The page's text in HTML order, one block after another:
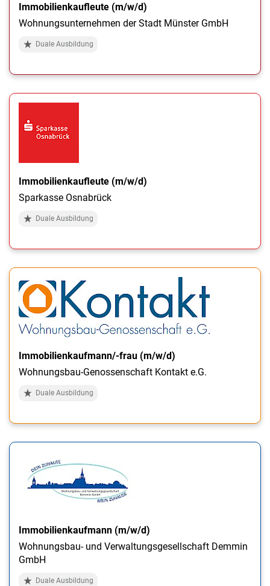
Immobilienkaufleute (m/w/d)
Wohnungsunternehmen der Stadt Münster GmbH
Duale Ausbildung
Immobilienkaufleute (m/w/d)
Sparkasse Osnabrück
Duale Ausbildung
Immobilienkaufmann/-frau (m/w/d)
Wohnungsbau-Genossenschaft Kontakt e.G.
Duale Ausbildung
Immobilienkaufmann (m/w/d)
Wohnungsbau- und Verwaltungsgesellschaft Demmin
GmbH
Duale Ausbildung